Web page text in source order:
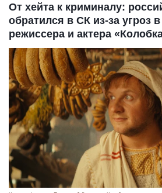
От хейта к криминалу:
обратился в СК из-за угроз
режиссера и актера